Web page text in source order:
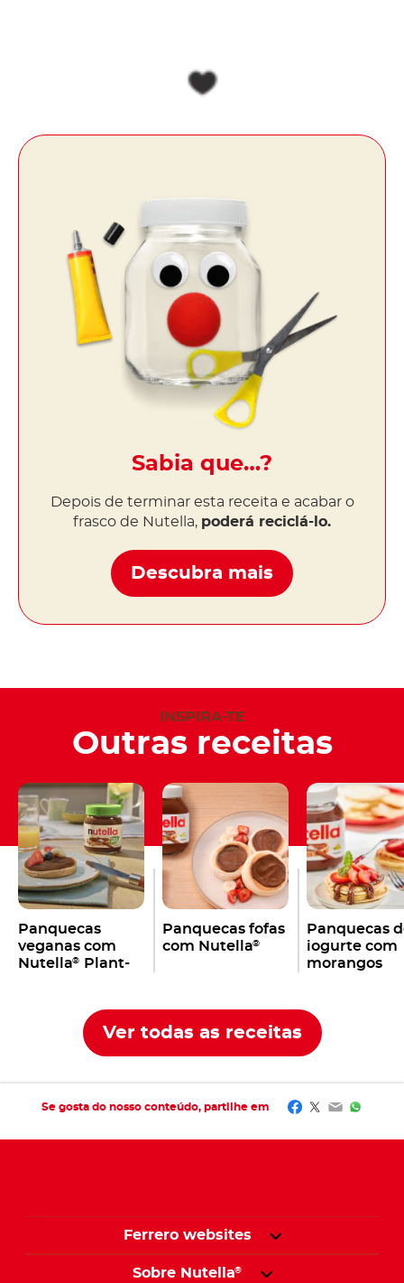
Sabia que…?
Depois de terminar esta receita e acabar o
frasco de Nutella, poderá reciclá-lo.
Descubra mais
INSPIRA-TE
Outras receitas
Panquecas
veganas com
Nutella®
Plant-
Panquecas fofas
com Nutella®
Panquecas
iogurte com
morangos
Ver todas as receitas
Se gosta do nosso conteúdo, partilhe em Facebook
Twitter
Email
Ferrero websites
Sobre Nutella®